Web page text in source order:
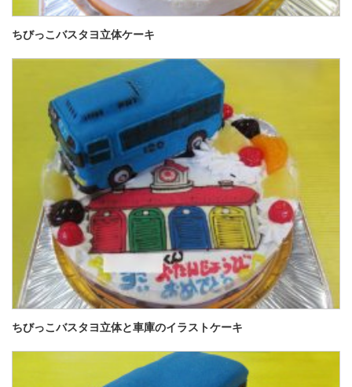
ちびっこバスタヨ立体ケーキ
ちびっこバスタヨ立体と車庫のイラストケーキ